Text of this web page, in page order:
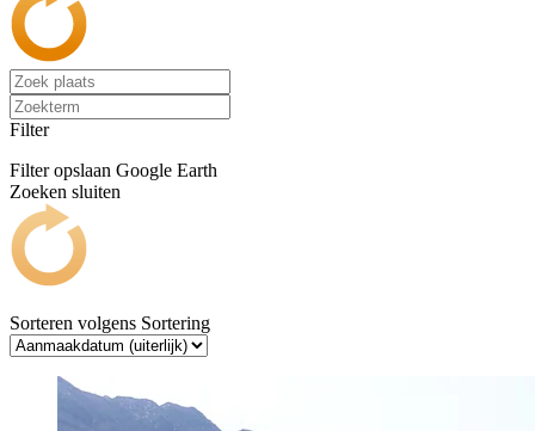
Filter
Filter opslaan Google Earth
Zoeken sluiten
Sorteren volgens Sortering